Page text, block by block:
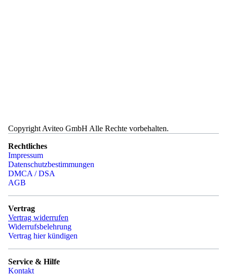
Copyright Aviteo GmbH Alle Rechte vorbehalten.
Rechtliches
Impressum
Datenschutzbestimmungen
DMCA / DSA
AGB
Vertrag
Vertrag widerrufen
Widerrufsbelehrung
Vertrag hier kündigen
Service & Hilfe
Kontakt